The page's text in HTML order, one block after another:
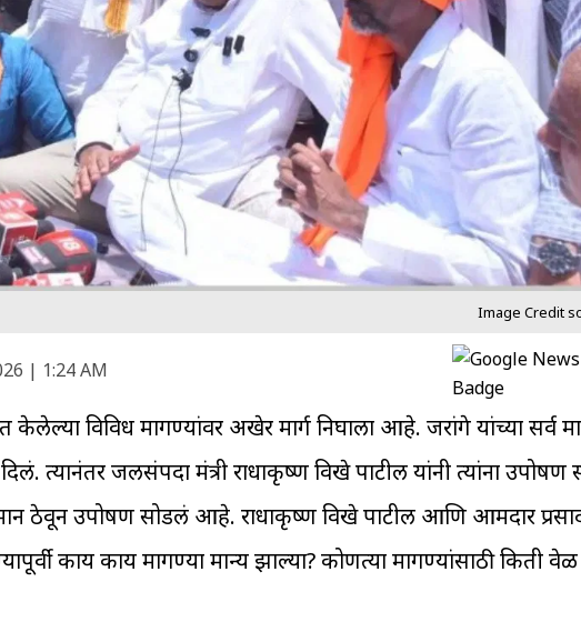
Image Credit
| 1:24 AM
केलेल्या विविध मागण्यांवर अखेर मार्ग निघाला आहे. जरांगे यांच्या सर्व
त्यानंतर जलसंपदा मंत्री राधाकृष्ण विखे पाटील यांनी त्यांना उपोषण
ठेवून उपोषण सोडलं आहे. राधाकृष्ण विखे पाटील आणि आमदार प्रसाद
काय काय मागण्या मान्य झाल्या? कोणत्या मागण्यांसाठी किती